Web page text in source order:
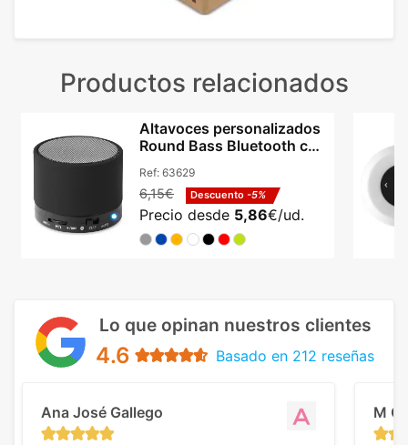
Productos relacionados
Altavoces personalizados
Round Bass Bluetooth con
Ref: 63629
6,15€ Descuento -5%
Precio desde 5,86€/ud.
Lo que opinan nuestros clientes
4.6 Basado en 212 reseñas
Ana José Gallego M C